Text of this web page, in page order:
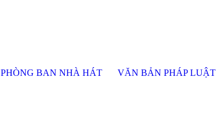
PHÒNG BAN NHÀ HÁT VĂN BẢN PHÁP LUẬT